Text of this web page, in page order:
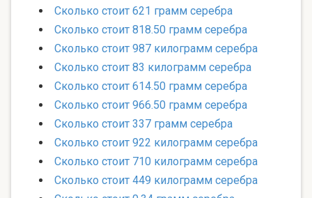
Сколько стоит 621 грамм серебра
Сколько стоит 818.50 грамм серебра
Сколько стоит 987 килограмм серебра
Сколько стоит 83 килограмм серебра
Сколько стоит 614.50 грамм серебра
Сколько стоит 966.50 грамм серебра
Сколько стоит 337 грамм серебра
Сколько стоит 922 килограмм серебра
Сколько стоит 710 килограмм серебра
Сколько стоит 449 килограмм серебра